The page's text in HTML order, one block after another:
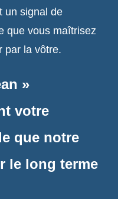
un signal de
que vous maîtrisez
par la vôtre.
»
votre
que notre
le long terme